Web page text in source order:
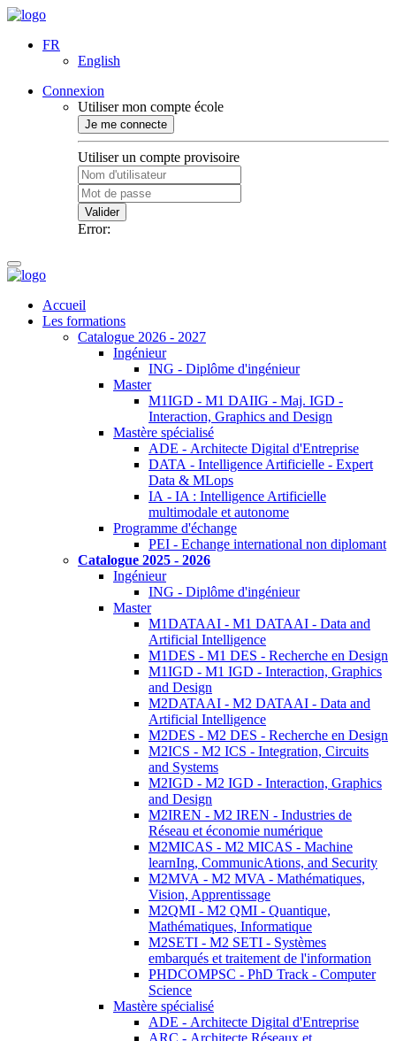
FR
English
Connexion
Utiliser mon compte école
Je me connecte
Utiliser un compte provisoire
Valider
Error:
Accueil
Les formations
Catalogue 2026 - 2027
Ingénieur
ING - Diplôme d'ingénieur
Master
M1IGD - M1 DAIIG - Maj. IGD -
Interaction, Graphics and Design
Mastère spécialisé
ADE - Architecte Digital d'Entreprise
DATA - Intelligence Artificielle - Expert
Data & MLops
IA - IA : Intelligence Artificielle
multimodale et autonome
Programme d'échange
PEI - Echange international non diplomant
Catalogue 2025 - 2026
Ingénieur
ING - Diplôme d'ingénieur
Master
M1DATAAI - M1 DATAAI - Data and
Artificial Intelligence
M1DES - M1 DES - Recherche en Design
M1IGD - M1 IGD - Interaction, Graphics
and Design
M2DATAAI - M2 DATAAI - Data and
Artificial Intelligence
M2DES - M2 DES - Recherche en Design
M2ICS - M2 ICS - Integration, Circuits
and Systems
M2IGD - M2 IGD - Interaction, Graphics
and Design
M2IREN - M2 IREN - Industries de
Réseau et économie numérique
M2MICAS - M2 MICAS - Machine
learnIng, CommunicAtions, and Security
M2MVA - M2 MVA - Mathématiques,
Vision, Apprentissage
M2QMI - M2 QMI - Quantique,
Mathématiques, Informatique
M2SETI - M2 SETI - Systèmes
embarqués et traitement de l'information
PHDCOMPSC - PhD Track - Computer
Science
Mastère spécialisé
ADE - Architecte Digital d'Entreprise
ARC - Architecte Réseaux et